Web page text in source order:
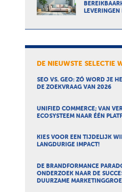
DE NIEUWSTE SELECTIE
SEO VS. GEO: ZÓ WORD JE
DE ZOEKVRAAG VAN 2026
UNIFIED COMMERCE; VAN
ECOSYSTEEM NAAR ÉÉN
KIES VOOR EEN TIJDELIJK
LANGDURIGE IMPACT!
DE BRANDFORMANCE
ONDERZOEK NAAR DE
DUURZAME